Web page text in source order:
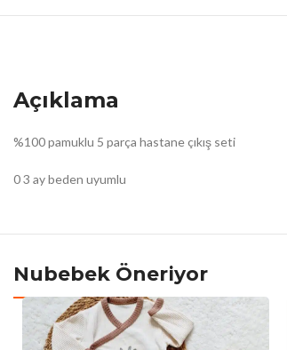
Açıklama
%100 pamuklu 5 parça hastane çıkış seti
0 3 ay beden uyumlu
Nubebek Öneriyor